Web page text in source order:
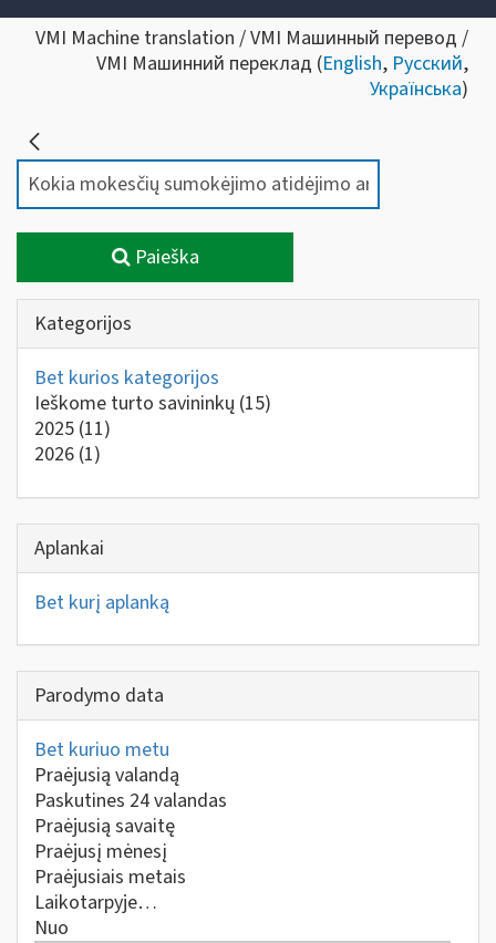
VMI Machine translation / VMI Машинный перевод /
VMI Машинний переклад (English, Русский,
Українська)
Paieška
Kategorijos
Bet kurios kategorijos
Ieškome turto savininkų (15)
2025 (11)
2026 (1)
Aplankai
Bet kurį aplanką
Parodymo data
Bet kuriuo metu
Praėjusią valandą
Paskutines 24 valandas
Praėjusią savaitę
Praėjusį mėnesį
Praėjusiais metais
Laikotarpyje…
Nuo